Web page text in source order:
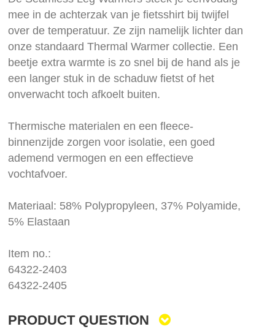
images
gallery
mee in de achterzak van je fietsshirt bij twijfel
over de temperatuur. Ze zijn namelijk lichter dan
onze standaard Thermal Warmer collectie. Een
beetje extra warmte is zo snel bij de hand als je
een langer stuk in de schaduw fietst of het
onverwacht toch afkoelt buiten.
Thermische materialen en een fleece-
binnenzijde zorgen voor isolatie, een goed
ademend vermogen en een effectieve
vochtafvoer.
Materiaal: 58% Polypropyleen, 37% Polyamide,
5% Elastaan
Item no.:
64322-2403
64322-2405
PRODUCT QUESTION